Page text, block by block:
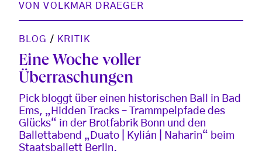
VONVOLKMAR DRAEGER
BLOG / KRITIK
Eine Woche voller
Überraschungen
Pick bloggt über einen historischen Ball in Bad
Ems, „Hidden Tracks – Trammpelpfade des
Glücks“ in der Brotfabrik Bonn und den
Ballettabend „Duato | Kylián | Naharin“ beim
Staatsballett Berlin.